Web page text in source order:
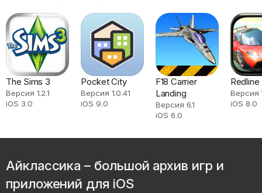
The Sims 3
Версия 1.2.1
iOS 3.0
Pocket City
Версия 1.0.41
iOS 9.0
F18 Carrier
Landing
Версия 6.1
iOS 6.0
Redline
Версия
iOS 8.0
Айклассика – большой архив игр и
приложений для iOS